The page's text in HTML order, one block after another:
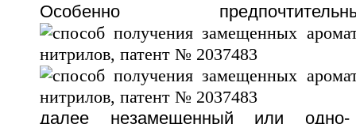
Особенно
далее незамещенный или одно-